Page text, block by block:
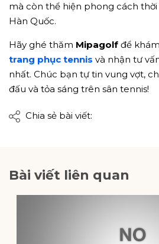
mà còn thể hiện phong cách
Hàn Quốc.
Hãy ghé thăm Mipagolf để
trang phục tennis và nhận tư
nhất. Chúc bạn tự tin vung vợt,
đấu và tỏa sáng trên sân tennis!
Chia sẻ bài viết:
Bài viết liên quan